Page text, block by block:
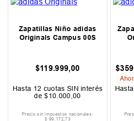
Zapatillas Niño adidas
Originals Campus 00S
$119.999,00
Hasta 12 cuotas SIN interés
de$10.000,00
Precio sin impuestos nacionales:
$ 99.172,73
$359
Hasta